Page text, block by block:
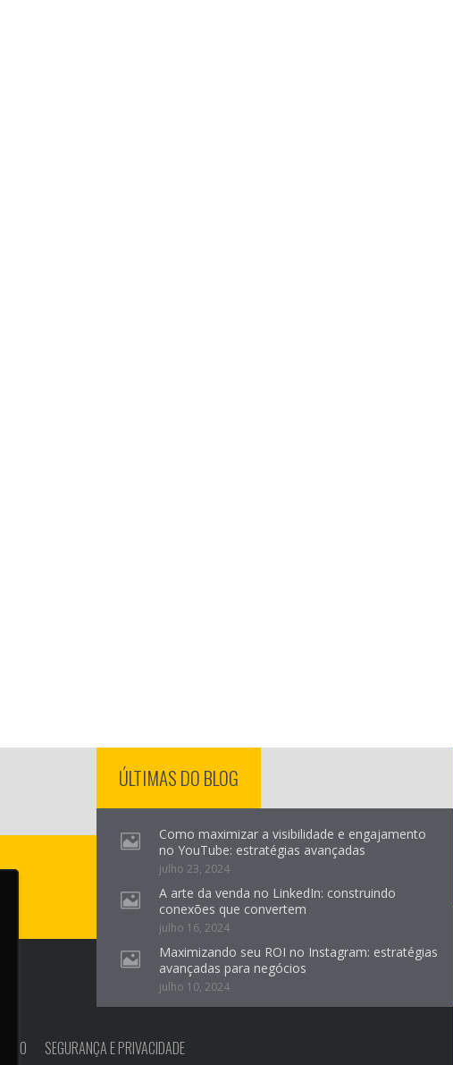
ÚLTIMAS DO BLOG
Como maximizar a visibilidade e engajamento
no YouTube: estratégias avançadas
julho 23, 2024
A arte da venda no LinkedIn: construindo
conexões que convertem
julho 16, 2024
Maximizando seu ROI no Instagram: estratégias
avançadas para negócios
julho 10, 2024
SEGURANÇA E PRIVACIDADE